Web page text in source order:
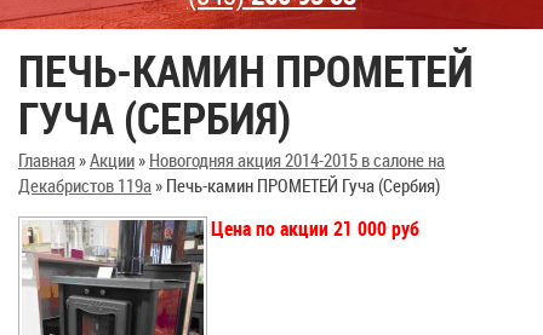
ПЕЧЬ-КАМИН ПРОМЕТЕЙ
ГУЧА (СЕРБИЯ)
Главная»Акции» Новогодняя акция 2014-2015 в салоне на
Декабристов 119а» Печь-камин ПРОМЕТЕЙ Гуча (Сербия)
Цена по акции 21 000 руб